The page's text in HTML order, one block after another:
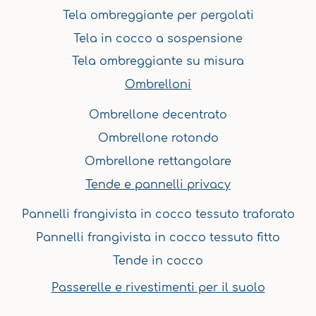
o
o
k
g
r
a
b
e
r
e
s
d
Tela ombreggiante per pergolati
Tela in cocco a sospensione
Tela ombreggiante su misura
Ombrelloni
Ombrellone decentrato
Ombrellone rotondo
Ombrellone rettangolare
Tende e pannelli privacy
Pannelli frangivista in cocco tessuto traforato
Pannelli frangivista in cocco tessuto fitto
Tende in cocco
Passerelle e rivestimenti per il suolo